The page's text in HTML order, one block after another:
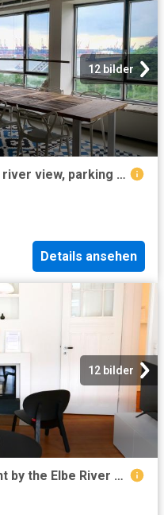
12 bilder
Beautiful Apartment with full river view, parking & pool
Details ansehen
12 bilder
Spacious & Central apartment by the Elbe River and Airbus